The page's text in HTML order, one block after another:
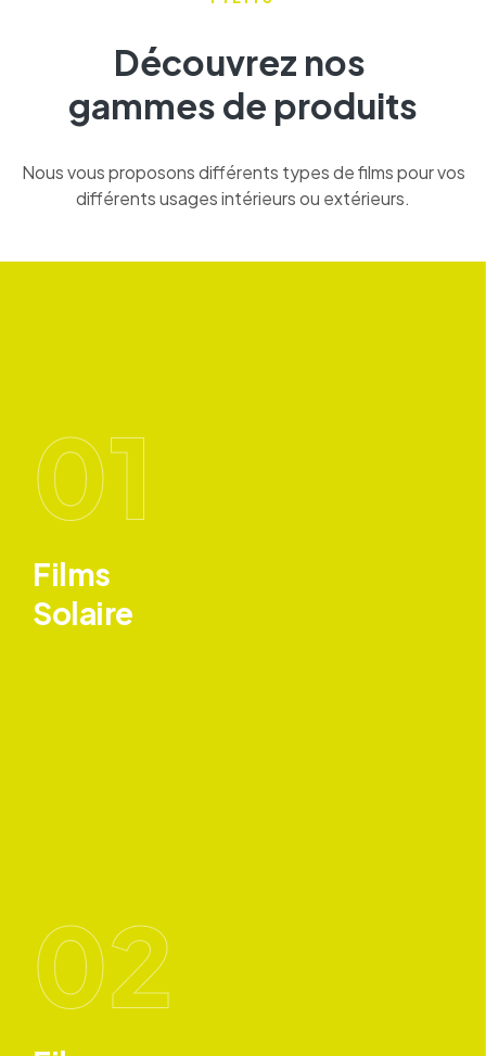
Découvrez nos
gammes de produits
Nous vous proposons différents types de films pour vos
différents usages intérieurs ou extérieurs.
01
Films
Solaire
02